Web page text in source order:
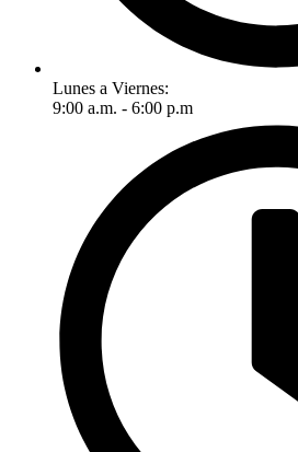
Lunes a Viernes:
9:00 a.m. - 6:00 p.m